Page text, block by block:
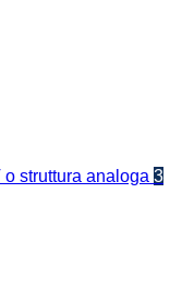
struttura analoga 3